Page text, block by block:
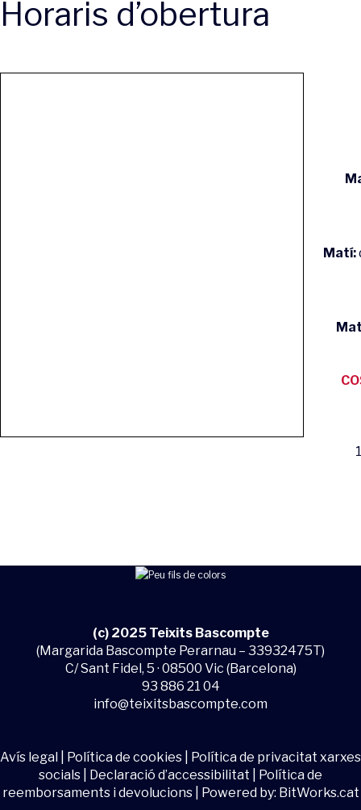
Horaris d’obertura
Matí:
(c) 2025 Teixits Bascompte
(Margarida Bascompte Perarnau – 33932475T)
C/ Sant Fidel, 5 · 08500 Vic (Barcelona)
93 886 21 04
info@teixitsbascompte.com
Avís legal Política de cookies
Política de privacitat xarxes
socials
Declaració d’accessibilitat
Política de
reemborsaments i devolucions| Powered by: BitWorks.cat